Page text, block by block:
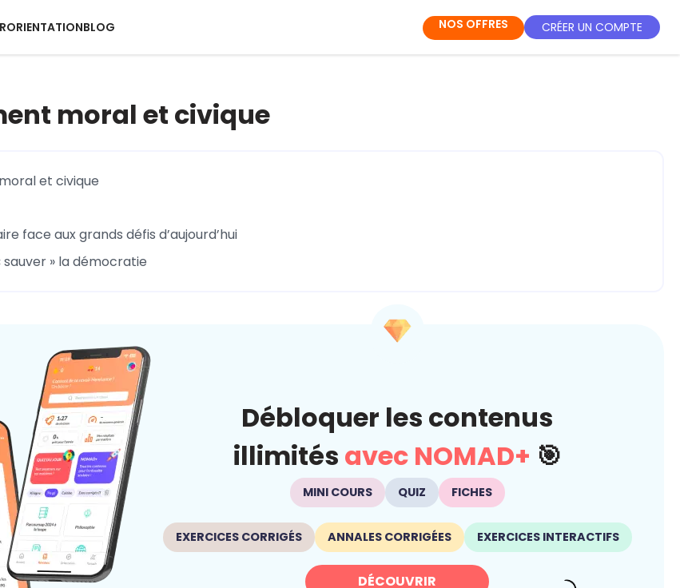
ORIENTATIONBLOG NOS OFFRES CRÉER UN COMPTE
moral et civique
et civique
face aux grands défis d’aujourd’hui
sauver » la démocratie
Débloquer les contenus
illimités avec NOMAD+ 🎯
MINI COURS QUIZ FICHES
EXERCICES CORRIGÉS ANNALES CORRIGÉES EXERCICES INTERACTIFS
DÉCOUVRIR